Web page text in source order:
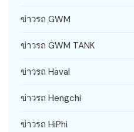
ข่าวรถ GWM
ข่าวรถ GWM TANK
ข่าวรถ Haval
ข่าวรถ Hengchi
ข่าวรถ HiPhi